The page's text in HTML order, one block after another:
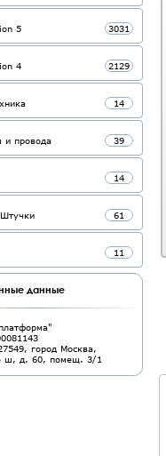
5 3031
4 2129
14
и провода 39
14
61
11
данные
город Москва,
ш, д. 60, помещ. 3/1